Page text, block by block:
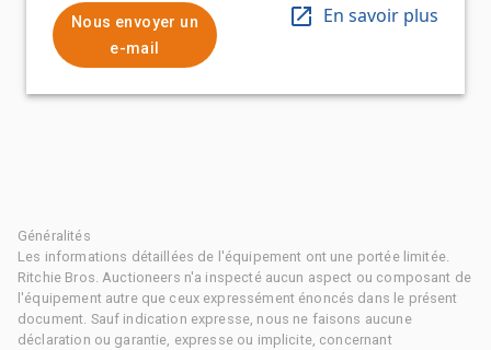
Nous envoyer un
e-mail
En savoir plus
Généralités
Les informations détaillées de l'équipement ont une portée limitée.
Ritchie Bros. Auctioneers n'a inspecté aucun aspect ou composant de
l'équipement autre que ceux expressément énoncés dans le présent
document. Sauf indication expresse, nous ne faisons aucune
déclaration ou garantie, expresse ou implicite, concernant